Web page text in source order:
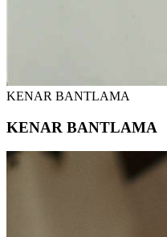
KENAR BANTLAMA
KENAR BANTLAMA